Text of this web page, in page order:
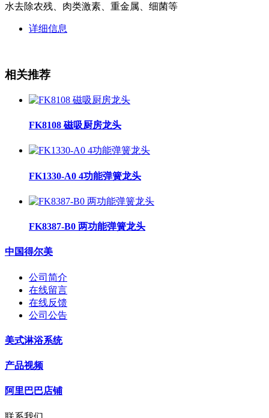
水去除农残、肉类激素、重金属、细菌等
详细信息
相关推荐
FK8108 磁吸厨房龙头
FK1330-A0 4功能弹簧龙头
FK8387-B0 两功能弹簧龙头
中国得尔美
公司简介
在线留言
在线反馈
公司公告
美式淋浴系统
产品视频
阿里巴巴店铺